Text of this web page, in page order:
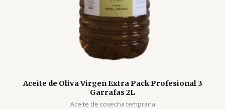
Aceite de Oliva Virgen Extra Pack Profesional 3
Garrafas 2L
Aceite de cosecha temprana